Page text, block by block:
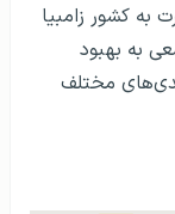
به کشور زامبیا
به بهبود
مختلف